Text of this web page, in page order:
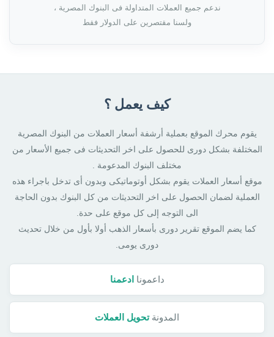
ندعم جميع العملات المتداولة فى البنوك المصرية ،
ولسنا مقتصرين على الدولار فقط
كيف يعمل ؟
يقوم محرك الموقع بعملية أرشفة أسعار العملات من البنوك المصرية
المختلفة بشكل دورى للحصول على اخر التحديثات فى جميع الأسعار من
مختلف البنوك المدعومة .
موقع أسعار العملات يقوم بشكل أوتوماتيكى وبدون أى تدخل باجراء هذه
العملية لضمان الحصول على اخر التحديثات من كل البنوك بدون الحاجة
الى التوجه إلى كل موقع على حدة.
كما يضم الموقع تقرير دورى بأسعار الذهب أولا بأول من خلال تحديث
دورى يومى.
داعمونا ادعمنا
المدونةتحويل العملات